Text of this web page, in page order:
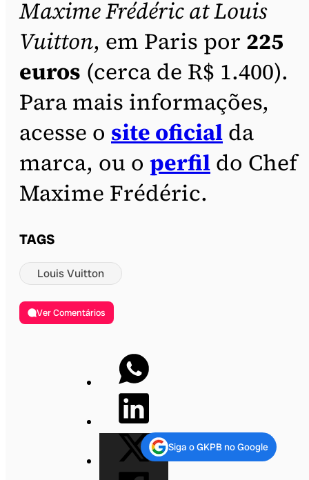
Maxime Frédéric at Louis
Vuitton, em Paris por 225
euros (cerca de R$ 1.400).
Para mais informações,
acesse o site oficial da
marca, ou o perfil do Chef
Maxime Frédéric.
TAGS
Louis Vuitton
Ver Comentários
Siga o GKPB no Google